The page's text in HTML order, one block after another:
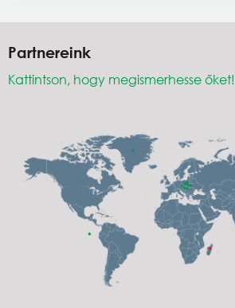
Partnereink
Kattintson, hogy megismerhesse őket!